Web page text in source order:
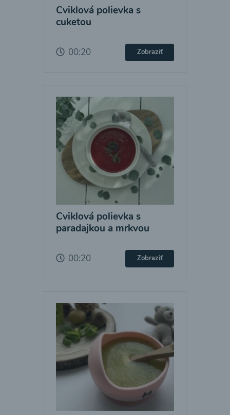
Cviklová polievka s
cuketou
00:20 Zobraziť
Cviklová polievka s
paradajkou a mrkvou
00:20 Zobraziť